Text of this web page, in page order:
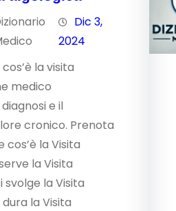
Dic 3,
2024
la visita
medico
e il
cronico. Prenota
cos’è la Visita
la Visita
svolge la Visita
la Visita